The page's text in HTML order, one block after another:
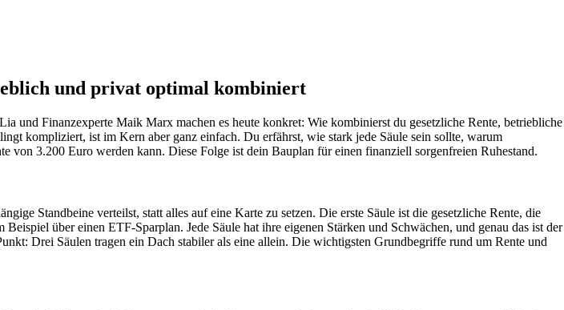
und privat optimal kombiniert
und Finanzexperte Maik Marx machen es heute konkret: Wie kombinierst du gesetzliche Rente, betriebliche
kompliziert, ist im Kern aber ganz einfach. Du erfährst, wie stark jede Säule sein sollte, warum
3.200 Euro werden kann. Diese Folge ist dein Bauplan für einen finanziell sorgenfreien Ruhestand.
Standbeine verteilst, statt alles auf eine Karte zu setzen. Die erste Säule ist die gesetzliche Rente, die
über einen ETF-Sparplan. Jede Säule hat ihre eigenen Stärken und Schwächen, und genau das ist der
Drei Säulen tragen ein Dach stabiler als eine allein. Die wichtigsten Grundbegriffe rund um Rente und